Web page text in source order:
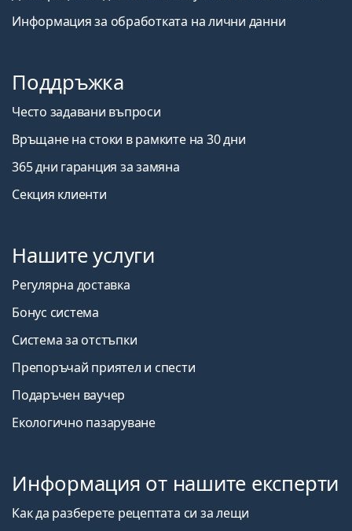
Информация за обработката на лични данни
Поддръжка
Често задавани въпроси
Връщане на стоки в рамките на 30 дни
365 дни гаранция за замяна
Секция клиенти
Нашите услуги
Регулярна доставка
Бонус система
Система за отстъпки
Препоръчай приятел и спести
Подаръчен ваучер
Екологично пазаруване
Информация от нашите експерти
Как да разберете рецептата си за лещи